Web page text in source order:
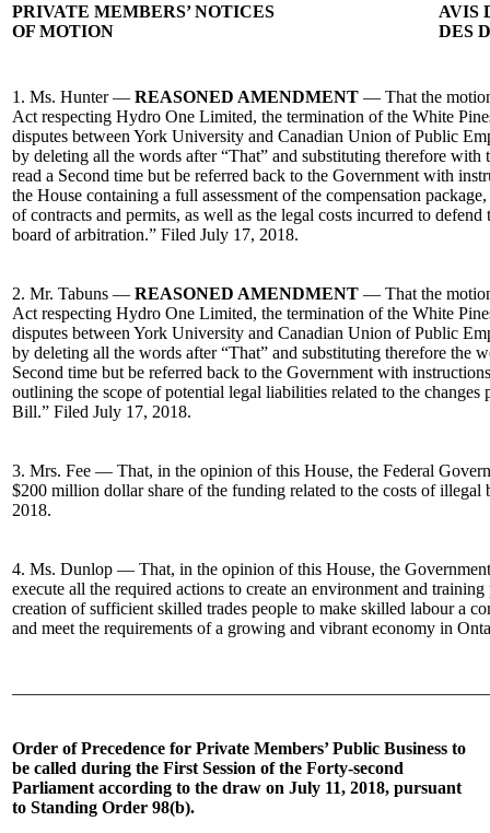
PRIVATE MEMBERS’ NOTICES
OF MOTION
AVIS
DES
1. Ms. Hunter — REASONED AMENDMENT — That the
Act respecting Hydro One Limited, the termination of the White
disputes between York University and Canadian Union of Public
by deleting all the words after “That” and substituting therefore
read a Second time but be referred back to the Government with
the House containing a full assessment of the compensation
of contracts and permits, as well as the legal costs incurred to
board of arbitration.” Filed July 17, 2018.
2. Mr. Tabuns — REASONED AMENDMENT — That the
Act respecting Hydro One Limited, the termination of the White
disputes between York University and Canadian Union of Public
by deleting all the words after “That” and substituting therefore the
Second time but be referred back to the Government with
outlining the scope of potential legal liabilities related to the changes
Bill.” Filed July 17, 2018.
3. Mrs. Fee — That, in the opinion of this House, the Federal
$200 million dollar share of the funding related to the costs of illegal
2018.
4. Ms. Dunlop — That, in the opinion of this House, the
execute all the required actions to create an environment and
creation of sufficient skilled trades people to make skilled labour a
and meet the requirements of a growing and vibrant economy in
Order of Precedence for Private Members’ Public Business to
be called during the First Session of the Forty-second
Parliament according to the draw on July 11, 2018, pursuant
to Standing Order 98(b).